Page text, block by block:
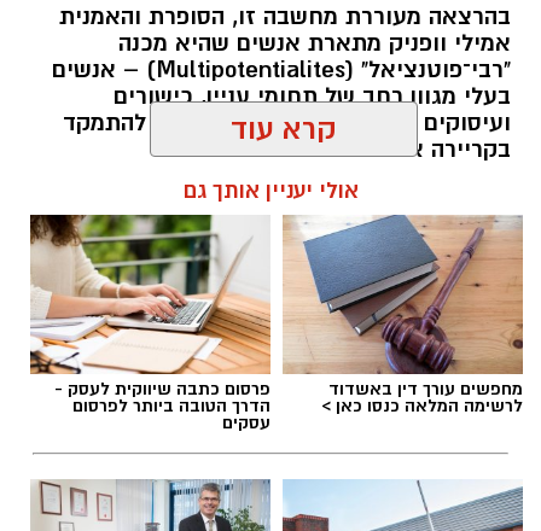
בהרצאה מעוררת מחשבה זו, הסופרת והאמנית
אמילי וופניק מתארת אנשים שהיא מכנה
"רבי־פוטנציאל" (Multipotentialites) – אנשים
בעלי מגוון רחב של תחומי עניין, כישורים
ועיסוקים שונים לאורך חייהם, במקום להתמקד
בקריירה אחת בלבד.
האם גם אתם כאלה?
אלדה נתנאל / 09:20 07.08.26
קרא עוד
אולי יעניין אותך גם
מחפשים עורך דין באשדוד
לרשימה המלאה כנסו כאן >
פרסום כתבה שיווקית לעסק -
הדרך הטובה ביותר לפרסום
עסקים